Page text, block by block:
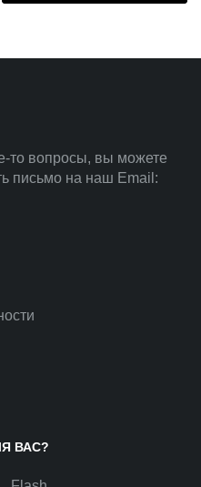
то вопросы, вы можете
письмо на наш Email:
ВАС?